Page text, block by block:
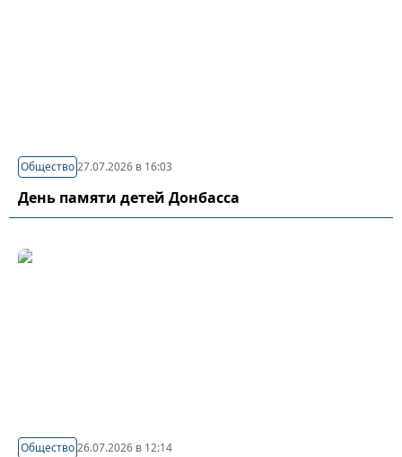
Общество27.07.2026 в 16:03
День памяти детей Донбасса
Общество26.07.2026 в 12:14